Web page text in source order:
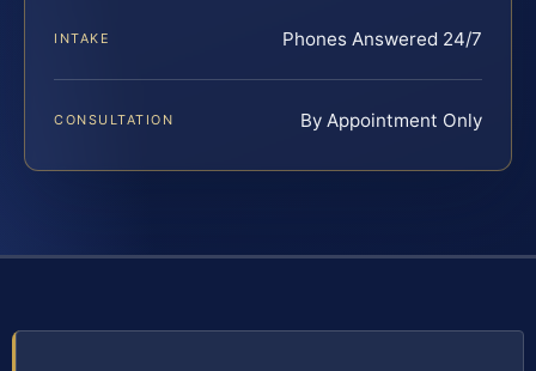
INTAKE Phones Answered 24/7
CONSULTATION By Appointment Only